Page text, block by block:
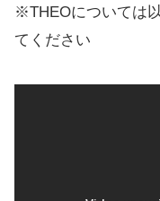
※THEOについては
てください